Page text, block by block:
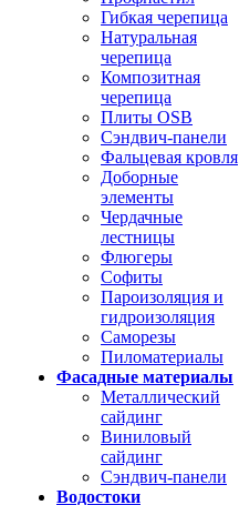
Гибкая черепица
Натуральная
черепица
Композитная
черепица
Плиты OSB
Сэндвич-панели
Фальцевая кровля
Доборные
элементы
Чердачные
лестницы
Флюгеры
Софиты
Пароизоляция и
гидроизоляция
Саморезы
Пиломатериалы
Фасадные материалы
Металлический
сайдинг
Виниловый
сайдинг
Сэндвич-панели
Водостоки